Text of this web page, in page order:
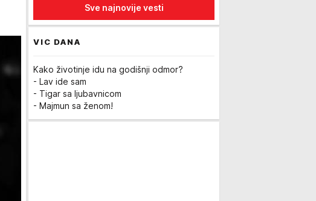
pijanih vozača, kao i troje
drogiranih
Sve najnovije vesti
VIC DANA
Kako životinje idu na godišnji odmor?
- Lav ide sam
- Tigar sa ljubavnicom
- Majmun sa ženom!